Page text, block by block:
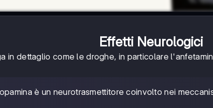
Effetti Neurologici
in dettaglio come le droghe, in particolare
è un neurotrasmettitore coinvolto nei